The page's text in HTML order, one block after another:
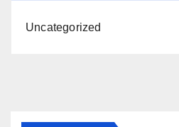
Uncategorized